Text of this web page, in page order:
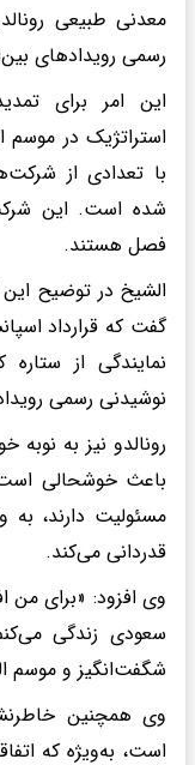
معدنی طبیعی
رسمی رویداد‌های
این امر برای
با تعدادی از
شده است. این
فصل هستند.
نمایندگی از ستاره
نوشیدنی رسمی
رونالدو نیز به
باعث خوشحالی
مسئولیت دارند، به
قدردانی می‌کند.
سعودی زندگی
شگفت‌انگیز و موسم
وی همچنین